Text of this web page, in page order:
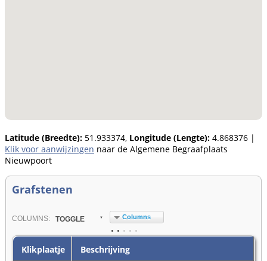
Latitude (Breedte): 51.933374, Longitude (Lengte): 4.868376 |
Klik voor aanwijzingen naar de Algemene Begraafplaats
Nieuwpoort
Grafstenen
COLUMN S: TOGGLE Columns
Klikplaatje
Beschrijving